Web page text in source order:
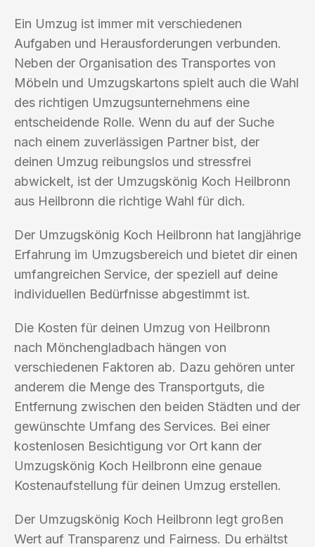
Ein Umzug ist immer mit verschiedenen
Aufgaben und Herausforderungen verbunden.
Neben der Organisation des Transportes von
Möbeln und Umzugskartons spielt auch die Wahl
des richtigen Umzugsunternehmens eine
entscheidende Rolle. Wenn du auf der Suche
nach einem zuverlässigen Partner bist, der
deinen Umzug reibungslos und stressfrei
abwickelt, ist der Umzugskönig Koch Heilbronn
aus Heilbronn die richtige Wahl für dich.
Der Umzugskönig Koch Heilbronn hat langjährige
Erfahrung im Umzugsbereich und bietet dir einen
umfangreichen Service, der speziell auf deine
individuellen Bedürfnisse abgestimmt ist.
Die Kosten für deinen Umzug von Heilbronn
nach Mönchengladbach hängen von
verschiedenen Faktoren ab. Dazu gehören unter
anderem die Menge des Transportguts, die
Entfernung zwischen den beiden Städten und der
gewünschte Umfang des Services. Bei einer
kostenlosen Besichtigung vor Ort kann der
Umzugskönig Koch Heilbronn eine genaue
Kostenaufstellung für deinen Umzug erstellen.
Der Umzugskönig Koch Heilbronn legt großen
Wert auf Transparenz und Fairness. Du erhältst